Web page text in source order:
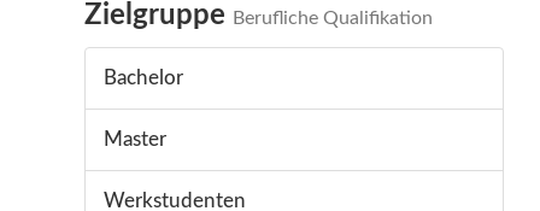
Zielgruppe Berufliche Qualifikation
Bachelor
Master
Werkstudenten